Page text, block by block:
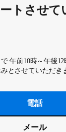
トさせて
午前10時～午後
とさせていただき
電話
メール